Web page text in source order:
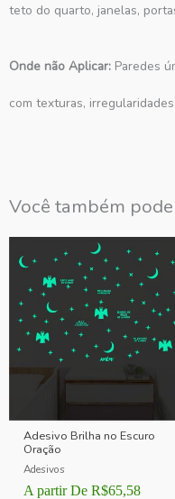
teto do quarto, janelas,
Onde não Aplicar: Paredes
com texturas,
Você também
Adesivo Brilha no Escuro
Oração
Adesivos
A partir De R$65,58